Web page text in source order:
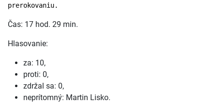
prerokovaniu.
Čas: 17 hod. 29 min.
Hlasovanie:
za: 10,
proti: 0,
zdržal sa: 0,
neprítomný: Martin Lisko.